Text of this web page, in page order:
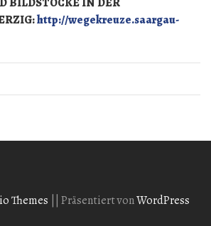
http://wegekreuze.saargau-
Themes Präsentiert vonWordPress